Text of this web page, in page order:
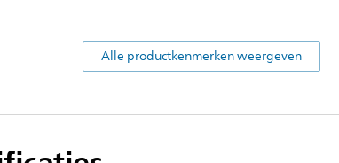
Alle productkenmerken weergeven